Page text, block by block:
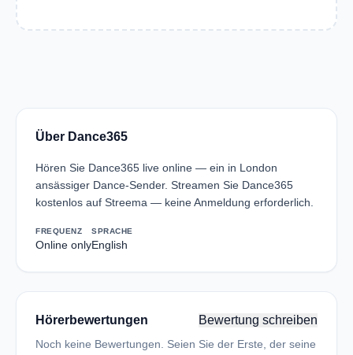
Über Dance365
Hören Sie Dance365 live online — ein in London
ansässiger Dance-Sender. Streamen Sie Dance365
kostenlos auf Streema — keine Anmeldung erforderlich.
FREQUENZ
Online only
SPRACHE
English
Hörerbewertungen Bewertung schreiben
Noch keine Bewertungen. Seien Sie der Erste, der seine